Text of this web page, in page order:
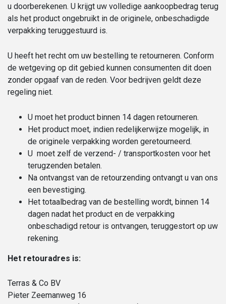
u doorberekenen. U krijgt uw volledige aankoopbedrag terug
als het product ongebruikt in de originele, onbeschadigde
verpakking teruggestuurd is.
U heeft het recht om uw bestelling te retourneren. Conform
de wetgeving op dit gebied kunnen consumenten dit doen
zonder opgaaf van de reden. Voor bedrijven geldt deze
regeling niet.
U moet het product binnen 14 dagen retourneren.
Het product moet, indien redelijkerwijze mogelijk, in
de originele verpakking worden geretourneerd.
U moet zelf de verzend- / transportkosten voor het
terugzenden betalen.
Na ontvangst van de retourzending ontvangt u van ons
een bevestiging.
Het totaalbedrag van de bestelling wordt, binnen 14
dagen nadat het product en de verpakking
onbeschadigd retour is ontvangen, teruggestort op uw
rekening.
Het retouradres is:
Terras & Co BV
Pieter Zeemanweg 16